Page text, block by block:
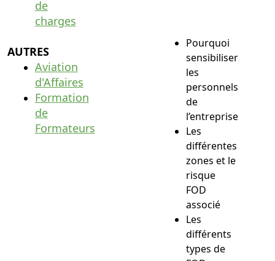
de
charges
AUTRES
Aviation
d'Affaires
Formation
de
Formateurs
Pourquoi
sensibiliser
les
personnels
de
l’entreprise
Les
différentes
zones et le
risque
FOD
associé
Les
différents
types de